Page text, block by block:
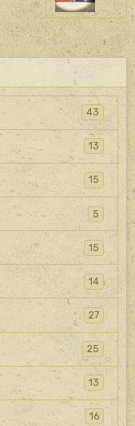
43
13
15
5
15
14
27
25
13
16